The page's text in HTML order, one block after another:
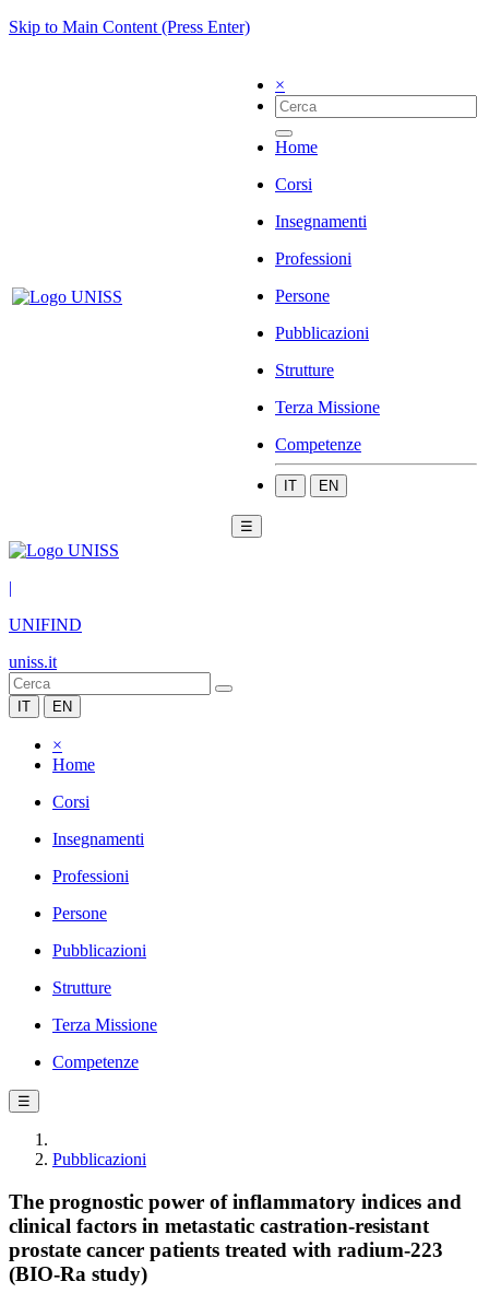
Skip to Main Content (Press Enter)
×
Home
Corsi
Insegnamenti
Professioni
Persone
Pubblicazioni
Strutture
Terza Missione
Competenze
IT EN
☰
|
UNIFIND
uniss.it
IT EN
×
Home
Corsi
Insegnamenti
Professioni
Persone
Pubblicazioni
Strutture
Terza Missione
Competenze
☰
Pubblicazioni
The prognostic power of inflammatory indices and
clinical factors in metastatic castration-resistant
prostate cancer patients treated with radium-223
(BIO-Ra study)